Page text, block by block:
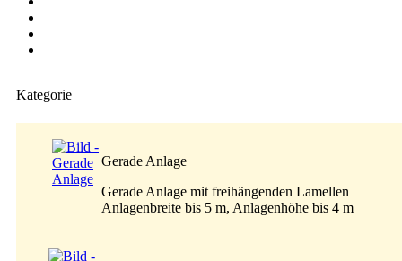
Kategorie
Gerade Anlage
Gerade Anlage mit freihängenden Lamellen
Anlagenbreite bis 5 m, Anlagenhöhe bis 4 m